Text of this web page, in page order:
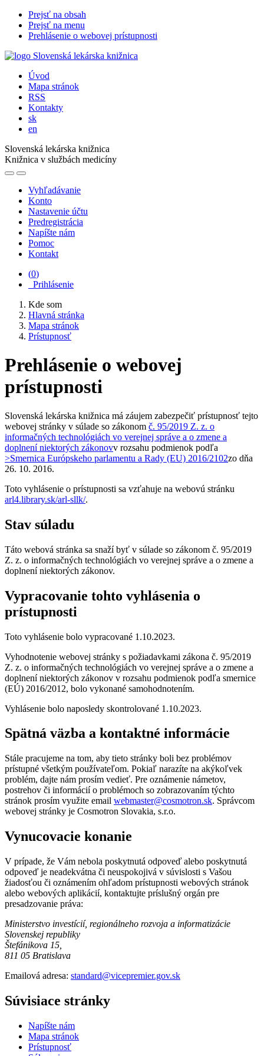
Prejsť na obsah
Prejsť na menu
Prehlásenie o webovej prístupnosti
Úvod
Mapa stránok
RSS
Kontakty
sk
en
Slovenská lekárska knižnica
Knižnica v službách medicíny
Vyhľadávanie
Konto
Nastavenie účtu
Predregistrácia
Napíšte nám
Pomoc
Kontakt
(0)
Prihlásenie
Kde som
Hlavná stránka
Mapa stránok
Prístupnosť
Prehlásenie o webovej
prístupnosti
Slovenská lekárska knižnica má záujem zabezpečiť prístupnosť tejto
webovej stránky v súlade so zákonom č. 95/2019 Z. z. o
informačných technológiách vo verejnej správe a o zmene a
doplnení niektorých zákonovv rozsahu podmienok podľa
>Smernica Európskeho parlamentu a Rady (EU) 2016/2102zo dňa
26. 10. 2016.
Toto vyhlásenie o prístupnosti sa vzťahuje na webovú stránku
arl4.library.sk/arl-sllk/.
Stav súladu
Táto webová stránka sa snaží byť v súlade so zákonom č. 95/2019
Z. z. o informačných technológiách vo verejnej správe a o zmene a
doplnení niektorých zákonov.
Vypracovanie tohto vyhlásenia o
prístupnosti
Toto vyhlásenie bolo vypracované 1.10.2023.
Vyhodnotenie webovej stránky s požiadavkami zákona č. 95/2019
Z. z. o informačných technológiách vo verejnej správe a o zmene a
doplnení niektorých zákonov v rozsahu podmienok podľa smernice
(EÚ) 2016/2012, bolo vykonané samohodnotením.
Vyhlásenie bolo naposledy skontrolované 1.10.2023.
Spätná väzba a kontaktné informácie
Stále pracujeme na tom, aby tieto stránky boli bez problémov
prístupné všetkým používateľom. Pokiaľ narazíte na akýkoľvek
problém, dajte nám prosím vedieť. Pre oznámenie námetov,
postrehov či informácií o problémoch so zobrazovaním týchto
stránok prosím využite email webmaster@cosmotron.sk. Správcom
webovej stránky je Cosmotron Slovakia, s.r.o.
Vynucovacie konanie
V prípade, že Vám nebola poskytnutá odpoveď alebo poskytnutá
odpoveď je neadekvátna či neuspokojivá v súvislosti s Vašou
žiadosťou či oznámením ohľadom prístupnosti webových stránok
alebo webových aplikácií, kontaktujte príslušný orgán pre
presadzovanie práva:
Ministerstvo investícií, regionálneho rozvoja a informatizácie
Slovenskej republiky
Štefánikova 15
811 05 Bratislava
Emailová adresa: standard@vicepremier.gov.sk
Súvisiace stránky
Napíšte nám
Mapa stránok
Prístupnosť